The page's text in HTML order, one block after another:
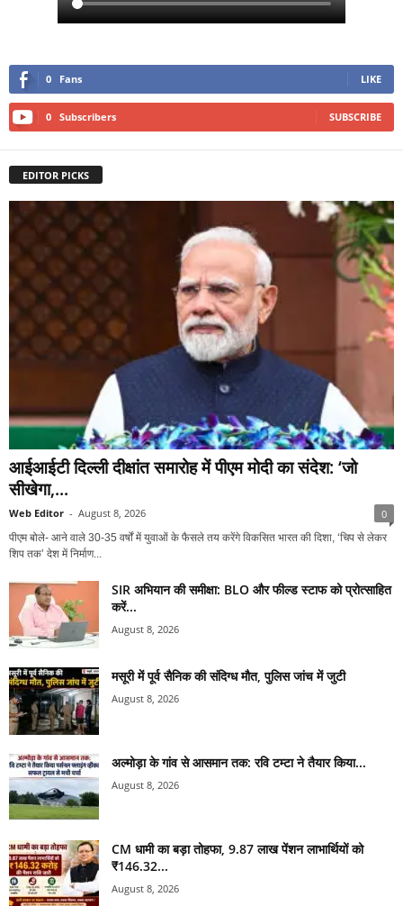
0 Fans LIKE
0 Subscribers SUBSCRIBE
EDITOR PICKS
आईआईटी दिल्ली दीक्षांत समारोह में पीएम मोदी का संदेश: ‘जो
सीखेगा,...
Web Editor - August 8, 2026 0
पीएम बोले- आने वाले 30-35 वर्षों में युवाओं के फैसले तय करेंगे विकसित भारत की दिशा, ‘चिप से लेकर
शिप तक’ देश में निर्माण...
SIR अभियान की समीक्षा: BLO और फील्ड स्टाफ को प्रोत्साहित
करें...
August 8, 2026
मसूरी में पूर्व सैनिक की संदिग्ध मौत, पुलिस जांच में जुटी
August 8, 2026
अल्मोड़ा के गांव से आसमान तक: रवि टम्टा ने तैयार किया...
August 8, 2026
CM धामी का बड़ा तोहफा, 9.87 लाख पेंशन लाभार्थियों को
₹146.32...
August 8, 2026